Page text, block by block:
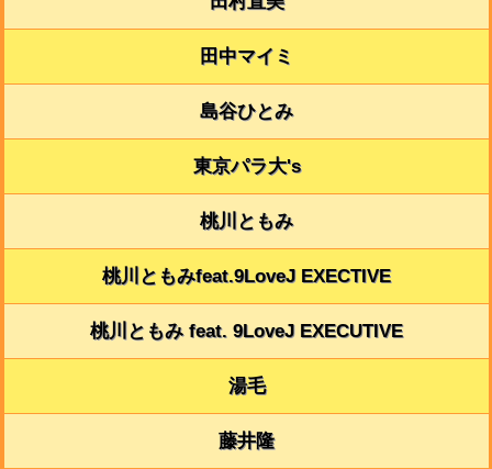
田中マイミ
島谷ひとみ
東京パラ大's
桃川ともみ
桃川ともみfeat.9LoveJ EXECTIVE
桃川ともみ feat. 9LoveJ EXECUTIVE
湯毛
藤井隆